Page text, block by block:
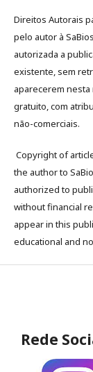
Direitos Autorais
pelo autor à
autorizada a
existente, sem
aparecerem
gratuito, com
não-comerciais.
Copyright of
the author to
authorized to
without financial
appear in this
educational and
Rede